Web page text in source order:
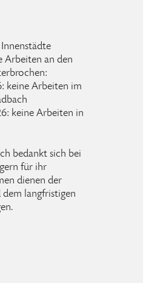
Arbeiten an den
keine Arbeiten im
keine Arbeiten in
bedankt sich bei
für ihr
dienen der
langfristigen